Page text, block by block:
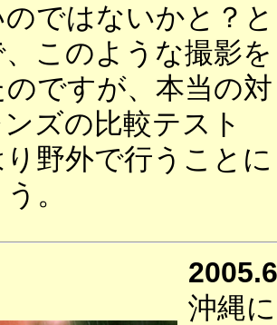
ではないかと？と
このような撮影を
のですが、本当の対
ズの比較テスト
野外で行うことに
。
沖縄